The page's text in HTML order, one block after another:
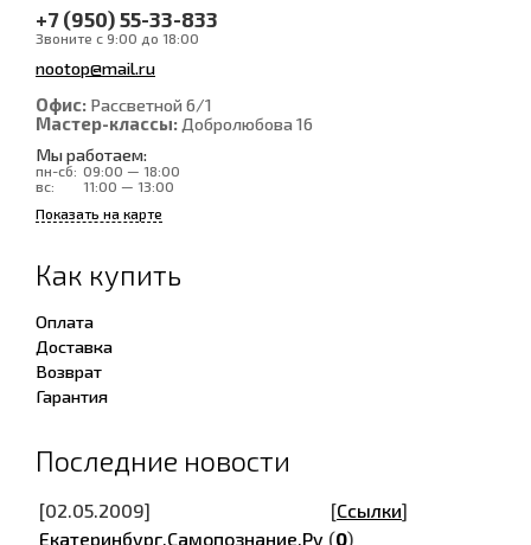
+7 (950) 55-33-833
Звоните с 9:00 до 18:00
nootop@mail.ru
Офис: Рассветной 6/1
Мастер-классы: Добролюбова 16
Мы работаем:
пн-сб: 09:00 — 18:00
вс:
11:00 — 13:00
Показать на карте
Как купить
Оплата
Доставка
Возврат
Гарантия
Последние новости
[02.05.2009] [Ссылки]
Екатеринбург.Самопознание.Ру (0)